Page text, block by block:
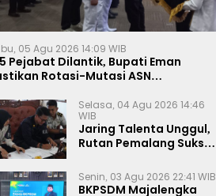
05 Agu 2026 14:09 WIB
Pejabat Dilantik, Bupati Eman
Rotasi-Mutasi ASN
Selasa, 04 Agu 2026 14:46
WIB
Jaring Talenta Unggul,
Rutan Pemalang Sukses
Wawancara Magang
Kemnaker
Senin, 03 Agu 2026 22:41 WIB
BKPSDM Majalengka